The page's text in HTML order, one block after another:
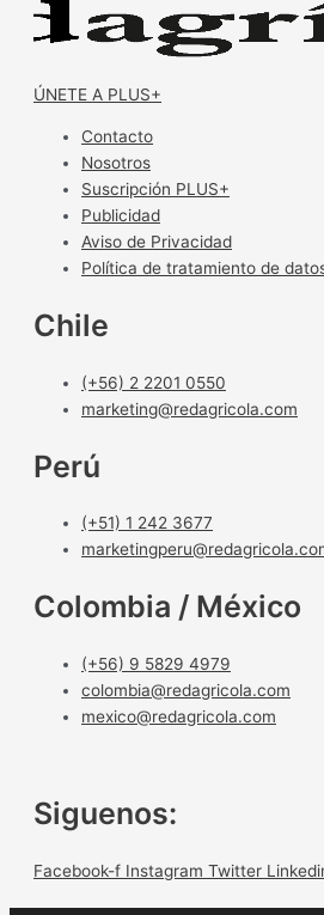
ÚNETE A PLUS+
Contacto
Nosotros
Suscripción PLUS+
Publicidad
Aviso de Privacidad
Política de tratamiento de
Chile
(+56) 2 2201 0550
marketing@redagricola.com
Perú
(+51) 1 242 3677
Colombia / México
(+56) 9 5829 4979
colombia@redagricola.com
mexico@redagricola.com
Siguenos:
Facebook-f Instagram Twitter